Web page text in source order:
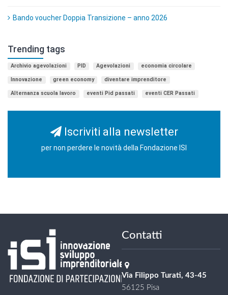
Bando voucher Doppia Transizione – anno 2026
Trending tags
Archivio agevolazioni PID Agevolazioni economia circolare
Innovazione green economy diventare imprenditore
Alternanza scuola lavoro eventi Pid passati eventi CER Passati
Iscriviti alla newsletter
per non perdere le novità della Fondazione ISI
Contatti
Via Filippo Turati, 43-45
56125 Pisa